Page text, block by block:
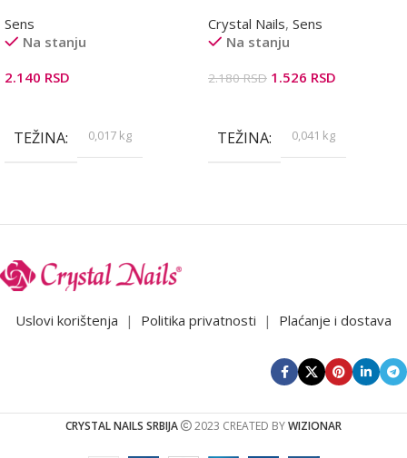
Sens
Na stanju
2.140 RSD
TEŽINA 0,017 kg
Crystal Nails, Sens
Na stanju
2.180RSD 1.526 RSD
TEŽINA 0,041 kg
Uslovi korištenja | Politika privatnosti | Plaćanje i dostava
CRYSTAL NAILS SRBIJA 2023 CREATED BYWIZIONAR